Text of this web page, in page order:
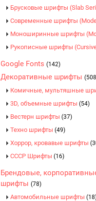
Брусковые шрифты (Slab
Современные шрифты
Моноширинные шрифты
Рукописные шрифты
Google Fonts (142)
Декоративные шрифты
Комичные, мультяшные
3D, объемные шрифты (54)
Вестерн шрифты (37)
Техно шрифты (49)
Хоррор, кровавые шрифты
CCCР Шрифты (16)
Брендовые,
шрифты (78)
Автомобильные шрифты